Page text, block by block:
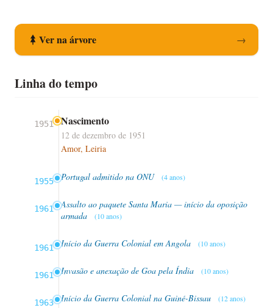
Ver na árvore →
Linha do tempo
1951 Nascimento
12 de dezembro de 1951
Amor, Leiria
1955 Portugal admitido na ONU (4 anos)
1961
Assalto ao paquete Santa Maria — início da oposição
armada
(10 anos)
1961 Início da Guerra Colonial em Angola (10 anos)
1961 Invasão e anexação de Goa pela Índia (10 anos)
1963 Início da Guerra Colonial na Guiné-Bissau (12 anos)